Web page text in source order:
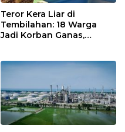
Teror Kera Liar di
Tembilahan: 18 Warga
Jadi Korban Ganas,